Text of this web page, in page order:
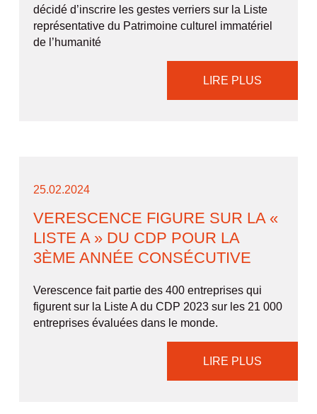
décidé d’inscrire les gestes verriers sur la Liste
représentative du Patrimoine culturel immatériel
de l’humanité
LIRE PLUS
25.02.2024
VERESCENCE FIGURE SUR LA «
LISTE A » DU CDP POUR LA
3ÈME ANNÉE CONSÉCUTIVE
Verescence fait partie des 400 entreprises qui
figurent sur la Liste A du CDP 2023 sur les 21 000
entreprises évaluées dans le monde.
LIRE PLUS